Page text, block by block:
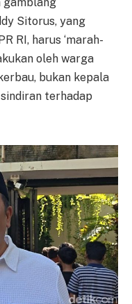
Sitorus, yang
RI, harus ‘marah-
oleh warga
bukan kepala
terhadap